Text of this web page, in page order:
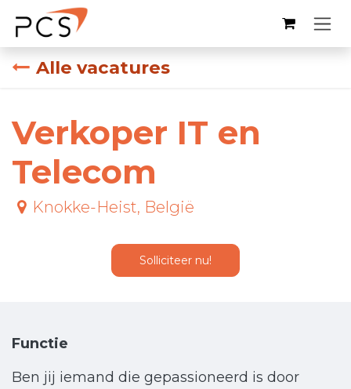
Overslaan naar inhoud
Alle vacatures
Verkoper IT en
Telecom
Knokke-Heist, België
Solliciteer nu!
Functie
Ben jij iemand die gepassioneerd is door